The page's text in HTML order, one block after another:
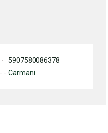
5907580086378
Carmani